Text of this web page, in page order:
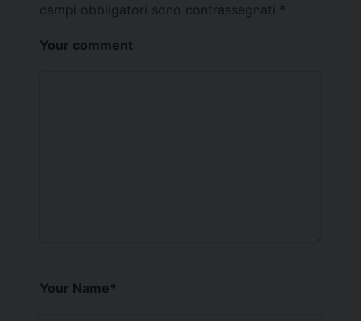
campi obbligatori sono contrassegnati *
Your comment
Your Name*